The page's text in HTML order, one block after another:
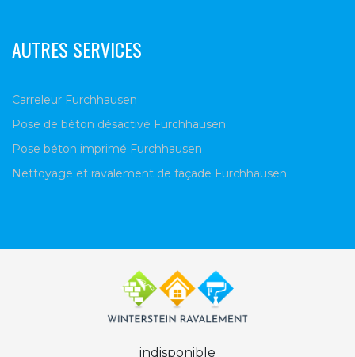
AUTRES SERVICES
Carreleur Furchhausen
Pose de béton désactivé Furchhausen
Pose béton imprimé Furchhausen
Nettoyage et ravalement de façade Furchhausen
indisponible